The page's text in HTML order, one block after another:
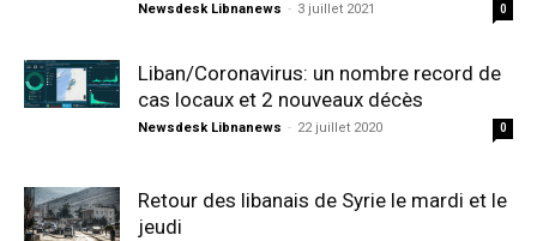
Newsdesk Libnanews - 3 juillet 2021 0
Liban/Coronavirus: un nombre record de
cas locaux et 2 nouveaux décès
Newsdesk Libnanews - 22 juillet 2020 0
Retour des libanais de Syrie le mardi et le
jeudi